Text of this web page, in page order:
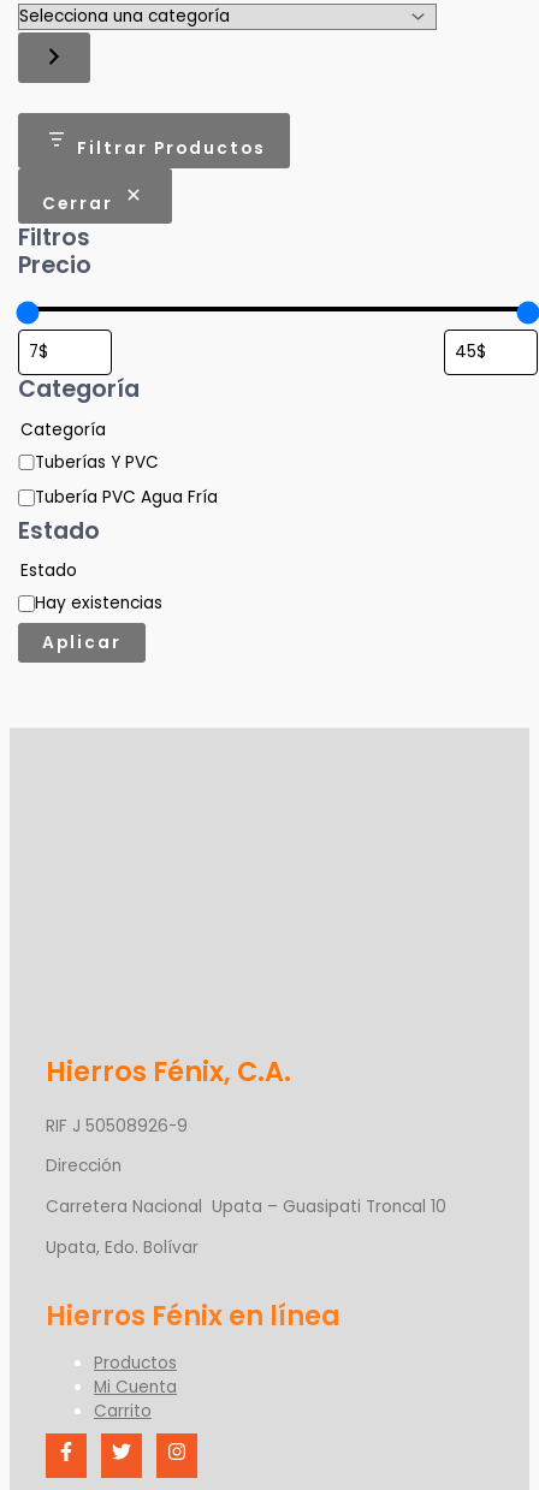
Filtrar Productos
Cerrar
Filtros
Precio
Categoría
Categoría
Tuberías Y PVC
Tubería PVC Agua Fría
Estado
Estado
Hay existencias
Aplicar
Hierros Fénix, C.A.
RIF J 50508926-9
Dirección
Carretera Nacional Upata – Guasipati Troncal 10
Upata, Edo. Bolívar
Productos
Mi Cuenta
Carrito